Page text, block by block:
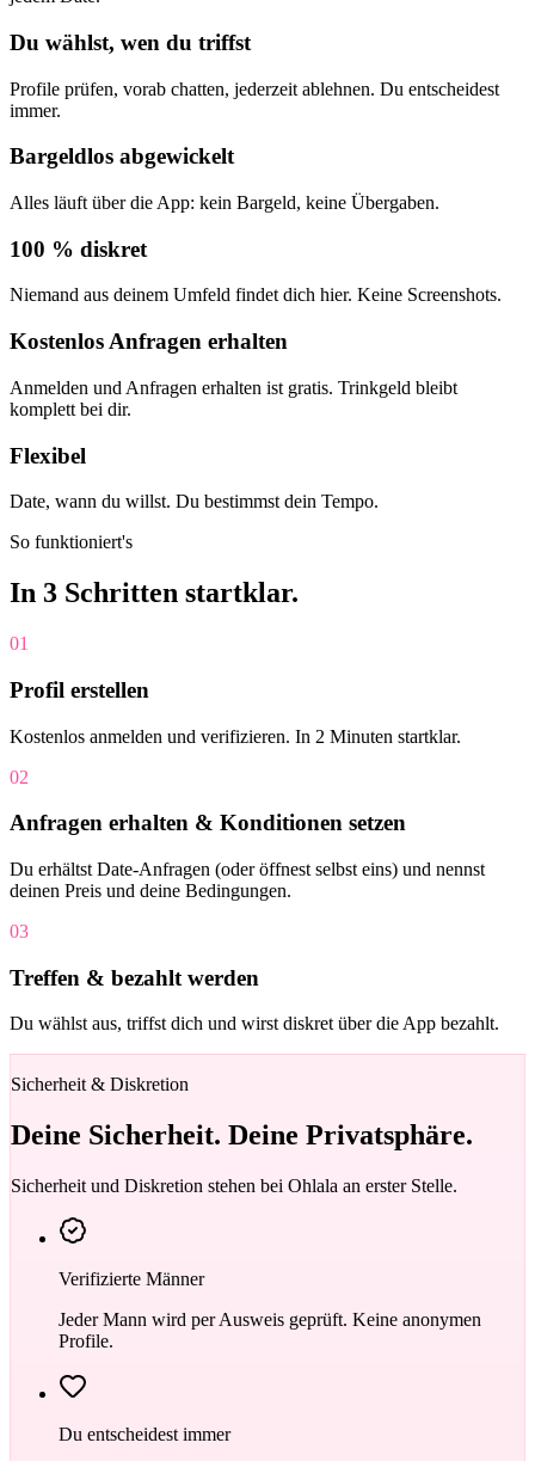
Du wählst, wen du triffst
Profile prüfen, vorab chatten, jederzeit ablehnen. Du entscheidest
immer.
Bargeldlos abgewickelt
Alles läuft über die App: kein Bargeld, keine Übergaben.
100 % diskret
Niemand aus deinem Umfeld findet dich hier. Keine Screenshots.
Kostenlos Anfragen erhalten
Anmelden und Anfragen erhalten ist gratis. Trinkgeld bleibt
komplett bei dir.
Flexibel
Date, wann du willst. Du bestimmst dein Tempo.
So funktioniert's
In 3 Schritten startklar.
01
Profil erstellen
Kostenlos anmelden und verifizieren. In 2 Minuten startklar.
02
Anfragen erhalten & Konditionen setzen
Du erhältst Date-Anfragen (oder öffnest selbst eins) und nennst
deinen Preis und deine Bedingungen.
03
Treffen & bezahlt werden
Du wählst aus, triffst dich und wirst diskret über die App bezahlt.
Sicherheit & Diskretion
Deine Sicherheit. Deine Privatsphäre.
Sicherheit und Diskretion stehen bei Ohlala an erster Stelle.
Verifizierte Männer
Jeder Mann wird per Ausweis geprüft. Keine anonymen
Profile.
Du entscheidest immer